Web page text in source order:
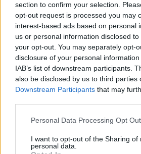
section to confirm your selection.
opt-out request is processed you may
interest-based ads based on personal
us or personal information disclosed
your opt-out. You may separately opt-
disclosure of your personal
IAB’s list of downstream participants.
also be disclosed by us to third parties
Downstream Participants that may
Please note that this website/app uses
not limited to your visit or usage
grant or deny consent to Google and
Personal Data Processing Opt
I want to opt-out of the Sharing of
personal data.
Sigue leyendo